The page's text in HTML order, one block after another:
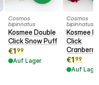
Cosmos
bipinnatus
Kosmee Double
Click Snow Puff
€1 99
Auf Lager
Cosmos
bipinnatus
Kosmee
Click
€1 99
Auf